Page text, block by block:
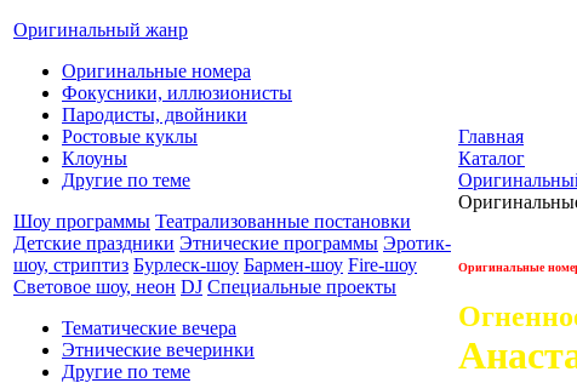
Оригинальный жанр
Оригинальные номера
Фокусники, иллюзионисты
Пародисты, двойники
Ростовые куклы
Клоуны
Другие по теме
Шоу программы Театрализованные постановки
Детские праздники Этнические программы Эротик-
шоу, стриптиз Бурлеск-шоу Бармен-шоу Fire-шоу
Световое шоу, неон DJ Специальные проекты
Тематические вечера
Этнические вечеринки
Другие по теме
Главная
Каталог
Оригинальные